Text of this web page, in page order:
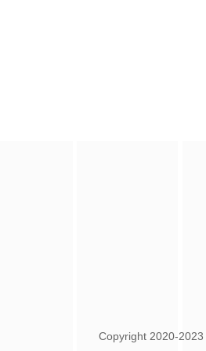
Copyright 2020-2023